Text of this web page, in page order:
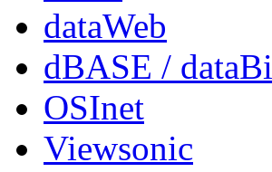
dataWeb
dBASE / dataBi
OSInet
Viewsonic